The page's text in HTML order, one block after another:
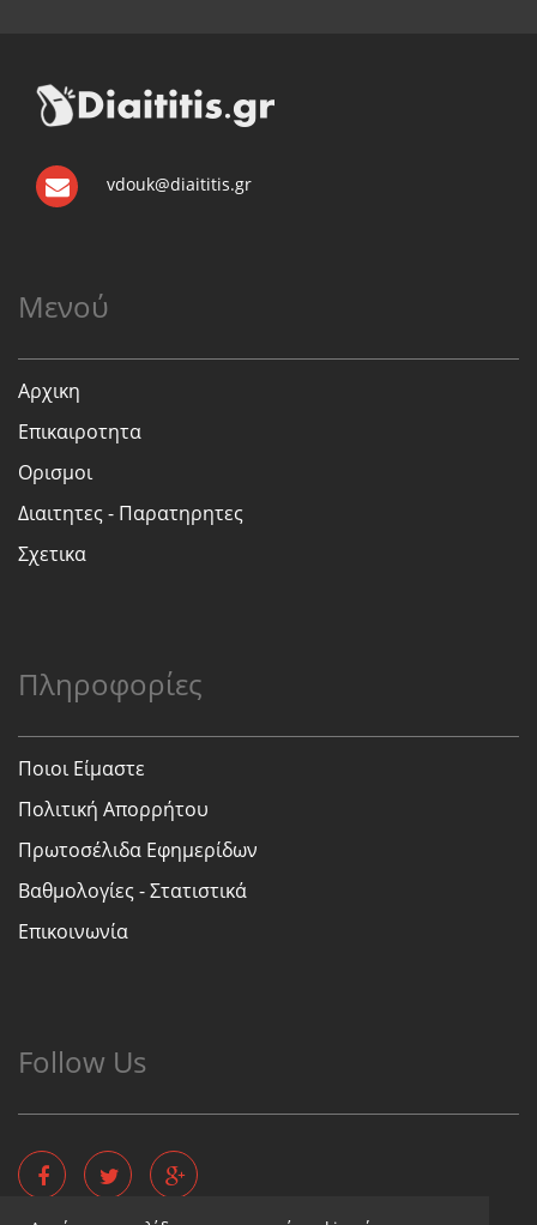
vdouk@diaititis.gr
Μενού
Αρχικη
Επικαιροτητα
Ορισμοι
Διαιτητες - Παρατηρητες
Σχετικα
Πληροφορίες
Ποιοι Είμαστε
Πολιτική Απορρήτου
Πρωτοσέλιδα Εφημερίδων
Βαθμολογίες - Στατιστικά
Επικοινωνία
Follow Us